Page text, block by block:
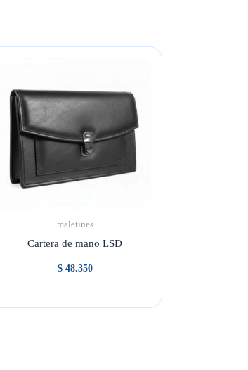
maletines
Cartera de mano LSD
$48.350